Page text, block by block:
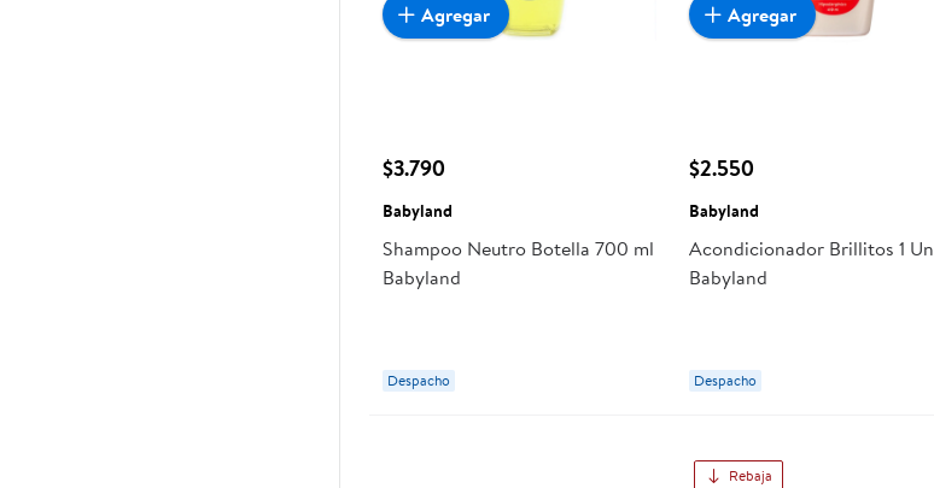
$3.790
Babyland
Shampoo Neutro Botella 700 ml
Babyland
Despacho
Agregar
$2.550
Babyland
Acondicionador Brillitos 1 Un
Babyland
Despacho
Agregar
Rebaja